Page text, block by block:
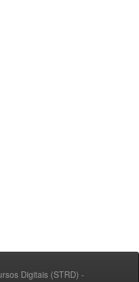
Digitais (STRD) -